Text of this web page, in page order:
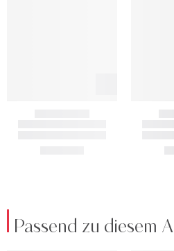
Passend zu diesem